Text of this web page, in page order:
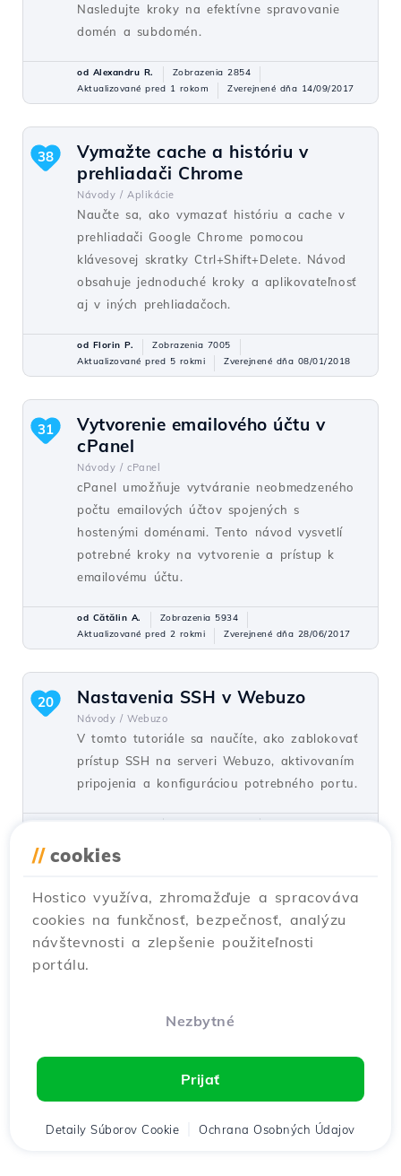
Nasledujte kroky na efektívne spravovanie
domén a subdomén.
od Alexandru R.
Zobrazenia 2854
Aktualizované pred 1 rokom
Zverejnené dňa 14/09/2017
Vymažte cache a históriu v
prehliadači Chrome
Návody / Aplikácie
Naučte sa, ako vymazať históriu a cache v
prehliadači Google Chrome pomocou
klávesovej skratky Ctrl+Shift+Delete. Návod
obsahuje jednoduché kroky a aplikovateľnosť
aj v iných prehliadačoch.
38
od Florin P.
Zobrazenia 7005
Aktualizované pred 5 rokmi
Zverejnené dňa 08/01/2018
Vytvorenie emailového účtu v
cPanel
Návody / cPanel
cPanel umožňuje vytváranie neobmedzeného
počtu emailových účtov spojených s
hostenými doménami. Tento návod vysvetlí
potrebné kroky na vytvorenie a prístup k
emailovému účtu.
31
od Cătălin A.
Zobrazenia 5934
Aktualizované pred 2 rokmi
Zverejnené dňa 28/06/2017
Nastavenia SSH v Webuzo
Návody / Webuzo
V tomto tutoriále sa naučíte, ako zablokovať
prístup SSH na serveri Webuzo, aktivovaním
pripojenia a konfiguráciou potrebného portu.
20
od Alexandru R.
Zobrazenia 1532
Pridanie doplnkovej domény
alebo subdomény v cPanele
Návody / cPanel
Naučte sa, ako pridať doménu doplnku alebo
17
Zobrazenia 8118
Aktualizované pred 1 rokom
// cookies
Hostico využíva, zhromažďuje a spracováva
cookies na funkčnosť, bezpečnosť, analýzu
návštevnosti a zlepšenie použiteľnosti
portálu.
Nezbytné
Prijať
Detaily Súborov Cookie Ochrana Osobných Údajov